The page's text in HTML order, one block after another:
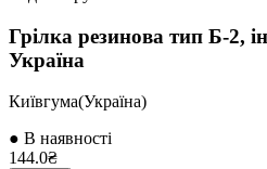
Грілка резинова тип Б-2,
Україна
Київгума(Україна)
● В наявності
144.0₴